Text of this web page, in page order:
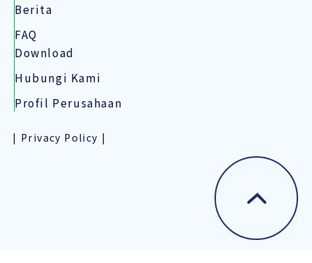
Berita
FAQ
Download
Hubungi Kami
Profil Perusahaan
Privacy Policy